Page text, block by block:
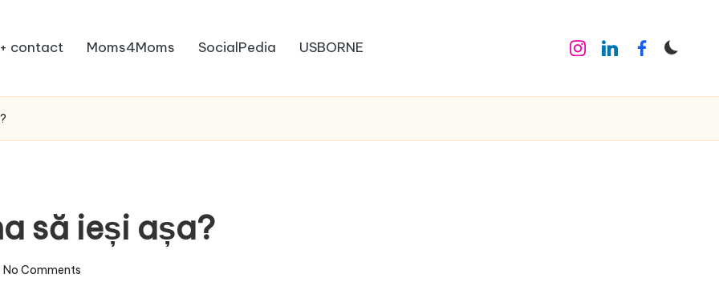
contact Moms4Moms SocialPedia USBORNE Instagram
LinkedinFacebook
să ieși așa?
No Comments